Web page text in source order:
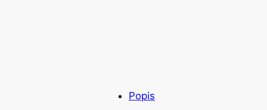
Popis